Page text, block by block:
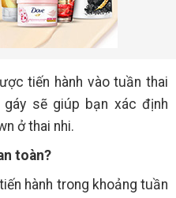
tiến hành vào tuần thai
sẽ giúp bạn xác định
ở thai nhi.
toàn?
hành trong khoảng tuần